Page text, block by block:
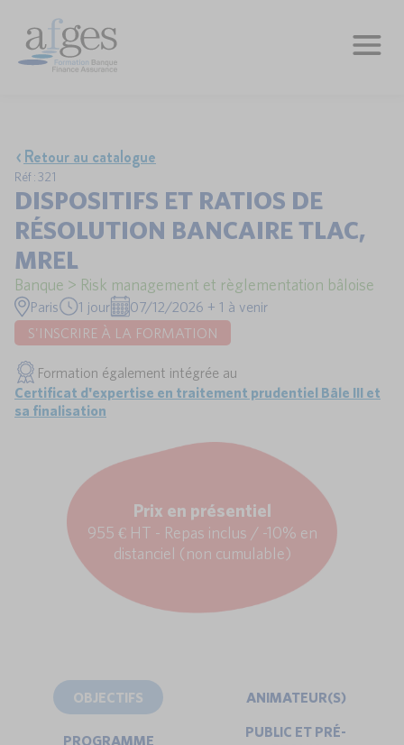
Retour au catalogue
Réf : 321
DISPOSITIFS ET RATIOS DE
RÉSOLUTION BANCAIRE TLAC,
MREL
Banque > Risk management et règlementation bâloise
Paris 1 jour
07/12/2026 + 1 à venir
S'INSCRIRE À LA FORMATION
Formation également intégrée au
Certificat d'expertise en traitement prudentiel Bâle III et
sa finalisation
Prix en présentiel
955 € HT - Repas inclus / -10% en
distanciel (non cumulable)
OBJECTIFS ANIMATEUR(S)
PROGRAMME
PUBLIC ET PRÉ-